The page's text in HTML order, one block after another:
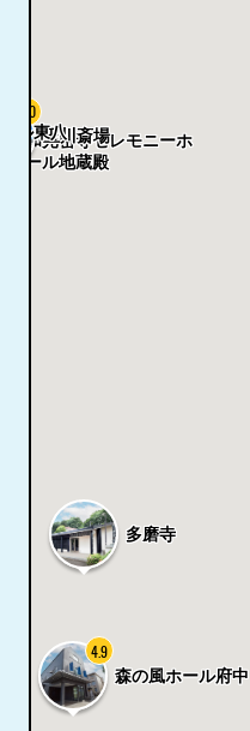
森の風ホール府中
4.9
多磨寺
和光密寺セレモニーホ
ール地蔵殿
玉川斎場
5.0
ル東八